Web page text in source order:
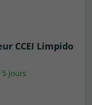
CCEI Limpido
5 jours